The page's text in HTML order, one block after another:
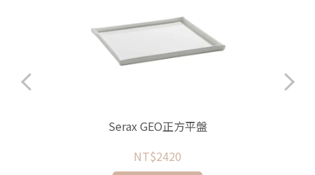
Serax GEO正方平盤
NT$2420